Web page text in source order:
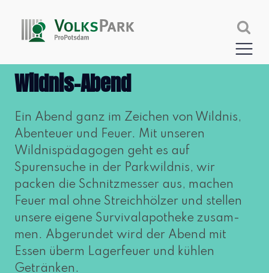
Wildnis-Abend
Ein Abend ganz im Zeichen von Wildnis,
Abenteuer und Feuer. Mit unse­ren
Wildnispädagogen geht es auf
Spurensuche in der Parkwildnis, wir
packen die Schnitzmesser aus, machen
Feuer mal ohne Streichhölzer und stel­len
unse­re eige­ne Survivalapotheke zusam­
men. Abgerundet wird der Abend mit
Essen überm Lagerfeuer und küh­len
Getränken.